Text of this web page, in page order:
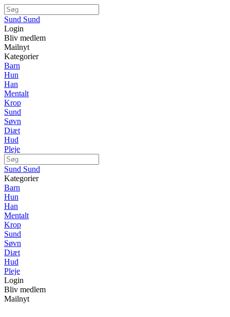
Sund Sund
Login
Bliv medlem
Mailnyt
Kategorier
Barn
Hun
Han
Mentalt
Krop
Sund
Søvn
Diæt
Hud
Pleje
Sund Sund
Kategorier
Barn
Hun
Han
Mentalt
Krop
Sund
Søvn
Diæt
Hud
Pleje
Login
Bliv medlem
Mailnyt